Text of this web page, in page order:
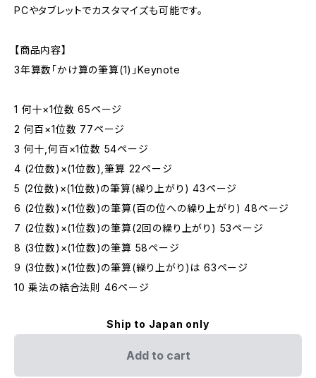
PCやタブレットでカスタマイズも可能です。
【商品内容】
3年算数「かけ算の筆算(1)」Keynote
1 何十×1位数 65ページ
2 何百×1位数 77ページ
3 何十,何百×1位数 54ページ
4 (2位数)×(1位数),筆算 22ページ
5 (2位数)×(1位数)の筆算(繰り上がり) 43ページ
6 (2位数)×(1位数)の筆算(百の位への繰り上がり) 48ページ
7 (2位数)×(1位数)の筆算(2回の繰り上がり) 53ページ
8 (3位数)×(1位数)の筆算 58ページ
9 (3位数)×(1位数)の筆算(繰り上がり)は 63ページ
10 乗法の結合法則 46ページ
Ship to Japan only
Add to cart